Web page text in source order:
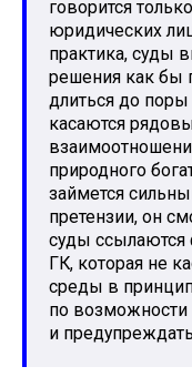
говорится
юридических
практика, суды
решения как бы
длиться до
касаются
природного
займется
претензии, он
суды ссылаются
ГК, которая не
среды в
по возможности
и